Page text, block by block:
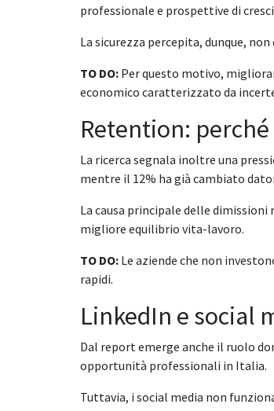
professionale e prospettive di
La sicurezza percepita, dunque,
TO DO: Per questo motivo,
economico caratterizzato da
Retention:
La ricerca segnala inoltre una
mentre il 12% ha già cambiato
La causa principale delle
migliore equilibrio vita-lavoro.
TO DO: Le aziende che non
rapidi.
LinkedIn e social
Dal report emerge anche il ruolo
opportunità professionali in Italia.
Tuttavia, i social media non